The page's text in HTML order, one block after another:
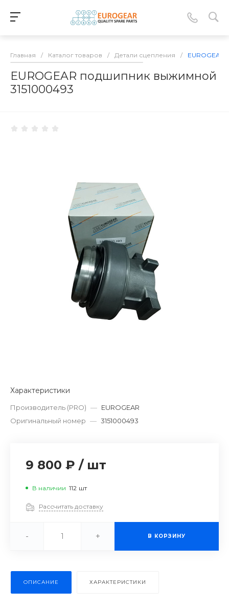
Главная / Каталог товаров / Детали сцепления /
EUROGEAR подшипник выжимной
3151000493
Характеристики
Производитель (PRO) — EUROGEAR
Оригинальный номер — 3151000493
9 800 ₽ / шт
В наличии 112 шт
Рассчитать доставку
- + В КОРЗИНУ
ОПИСАНИЕ ХАРАКТЕРИСТИКИ